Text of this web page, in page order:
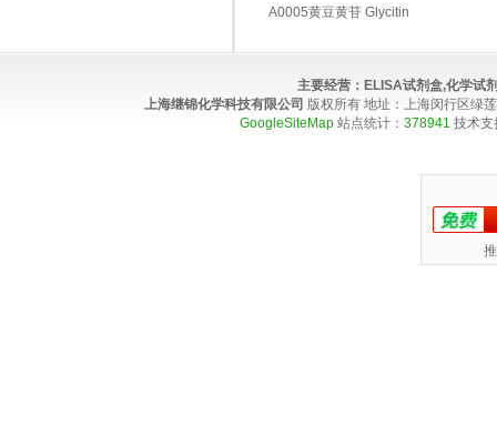
A0005黄豆黄苷 Glycitin
主要经营： ELISA试剂盒,化学试
上海继锦化学科技有限公司 版权所有 地址：上海闵行区绿
GoogleSiteMap 站点统计： 378941 技术支